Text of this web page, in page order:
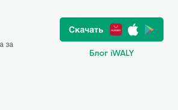
за
Блог iWALY